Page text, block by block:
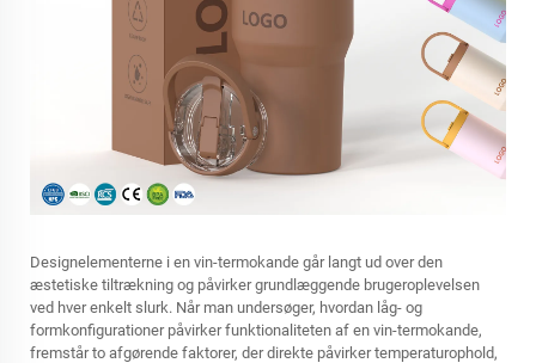
Designelementerne i en vin-termokande går langt ud over den
æstetiske tiltrækning og påvirker grundlæggende brugeroplevelsen
ved hver enkelt slurk. Når man undersøger, hvordan låg- og
formkonfigurationer påvirker funktionaliteten af en vin-termokande,
fremstår to afgørende faktorer, der direkte påvirker temperaturophold,